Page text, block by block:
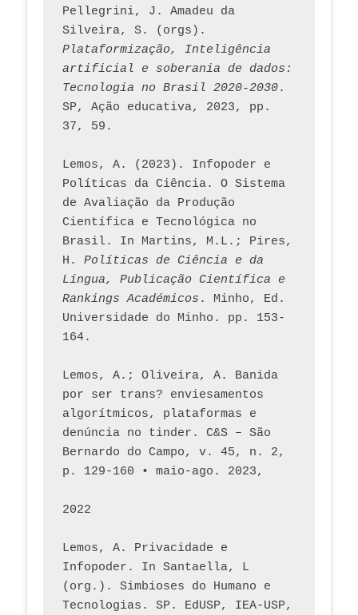
Pellegrini, J. Amadeu da
Plataformização, Inteligência
artificial e soberania de dados:
Tecnologia no Brasil 2020-2030.
SP, Ação educativa, 2023, pp.
37, 59.
Lemos, A. (2023). Infopoder e
Políticas da Ciência. O Sistema
de Avaliação da Produção
Científica e Tecnológica no
Brasil. In Martins, M.L.; Pires,
H. Políticas de Ciência e da
Língua, Publicação Científica e
Rankings Académicos . Minho, Ed.
Universidade do Minho. pp. 153-
164.
Lemos, A.; Oliveira, A. Banida
por ser trans? enviesamentos
algorítmicos, plataformas e
denúncia no tinder. C&S – São
Bernardo do Campo, v. 45, n. 2,
p. 129-160 • maio-ago. 2023,
2022
Lemos, A. Privacidade e
Infopoder. In Santaella, L
(org.). Simbioses do Humano e
Tecnologias. SP. EdUSP, IEA-USP,